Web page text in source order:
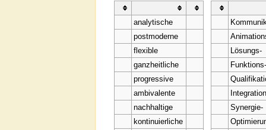
analytische
postmoderne
flexible
ganzheitliche
progressive
ambivalente
nachhaltige
kontinuierliche
Lösungs-
Funktions-
Synergie-